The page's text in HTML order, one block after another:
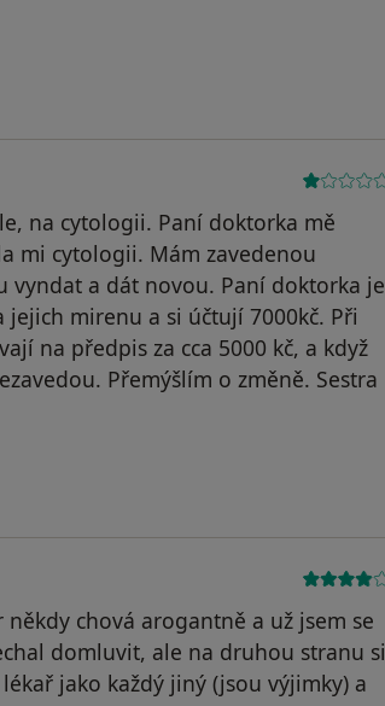
byl odstraněn
na cytologii. Paní doktorka mě
mi cytologii. Mám zavedenou
a dát novou. Paní doktorka je
jejich mirenu a si účtují 7000kč. Při
na předpis za cca 5000 kč, a když
Přemýšlím o změně. Sestra
odstraněn
chová arogantně a už jsem se
domluvit, ale na druhou stranu si
jako každý jiný (jsou výjimky) a